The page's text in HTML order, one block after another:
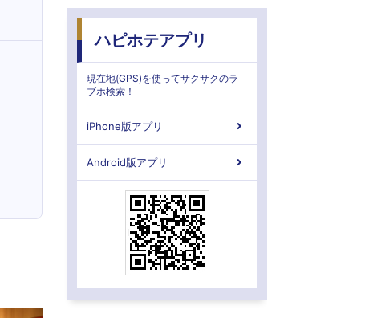
ハピホテアプリ
現在地(GPS)を使ってサクサクのラ
ブホ検索！
iPhone版アプリ
Android版アプリ